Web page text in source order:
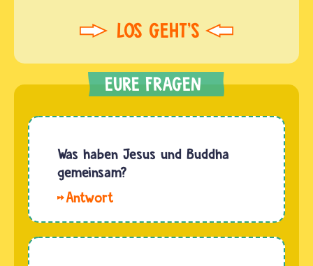
Was haben Jesus und Buddha
gemeinsam?
Jesus